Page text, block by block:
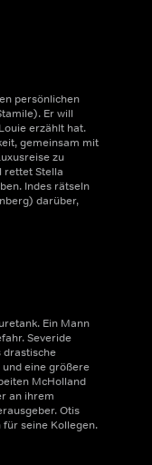
persönlichen
Er will
erzählt hat.
gemeinsam mit
zu
rettet Stella
Indes rätseln
darüber,
Ein Mann
Severide
drastische
eine größere
McHolland
an ihrem
Otis
seine Kollegen.